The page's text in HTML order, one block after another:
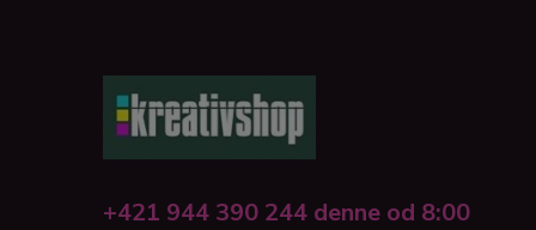
+421 944 390 244 denne od 8:00